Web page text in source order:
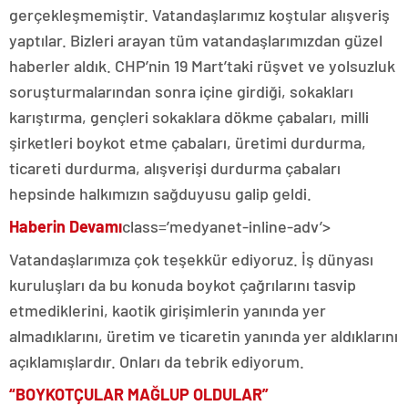
gerçekleşmemiştir. Vatandaşlarımız koştular alışveriş
yaptılar. Bizleri arayan tüm vatandaşlarımızdan güzel
haberler aldık. CHP’nin 19 Mart’taki rüşvet ve yolsuzluk
soruşturmalarından sonra içine girdiği, sokakları
karıştırma, gençleri sokaklara dökme çabaları, milli
şirketleri boykot etme çabaları, üretimi durdurma,
ticareti durdurma, alışverişi durdurma çabaları
hepsinde halkımızın sağduyusu galip geldi.
Haberin Devamıclass=’medyanet-inline-adv’>
Vatandaşlarımıza çok teşekkür ediyoruz. İş dünyası
kuruluşları da bu konuda boykot çağrılarını tasvip
etmediklerini, kaotik girişimlerin yanında yer
almadıklarını, üretim ve ticaretin yanında yer aldıklarını
açıklamışlardır. Onları da tebrik ediyorum.
“BOYKOTÇULAR MAĞLUP OLDULAR”